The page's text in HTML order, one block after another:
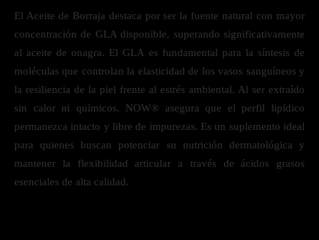
El Aceite de Borraja destaca por ser la fuente natural con mayor
concentración de GLA disponible, superando significativamente
al aceite de onagra. El GLA es fundamental para la síntesis de
moléculas que controlan la elasticidad de los vasos sanguíneos y
la resiliencia de la piel frente al estrés ambiental. Al ser extraído
sin calor ni químicos, NOW® asegura que el perfil lipídico
permanezca intacto y libre de impurezas. Es un suplemento ideal
para quienes buscan potenciar su nutrición dermatológica y
mantener la flexibilidad articular a través de ácidos grasos
esenciales de alta calidad.